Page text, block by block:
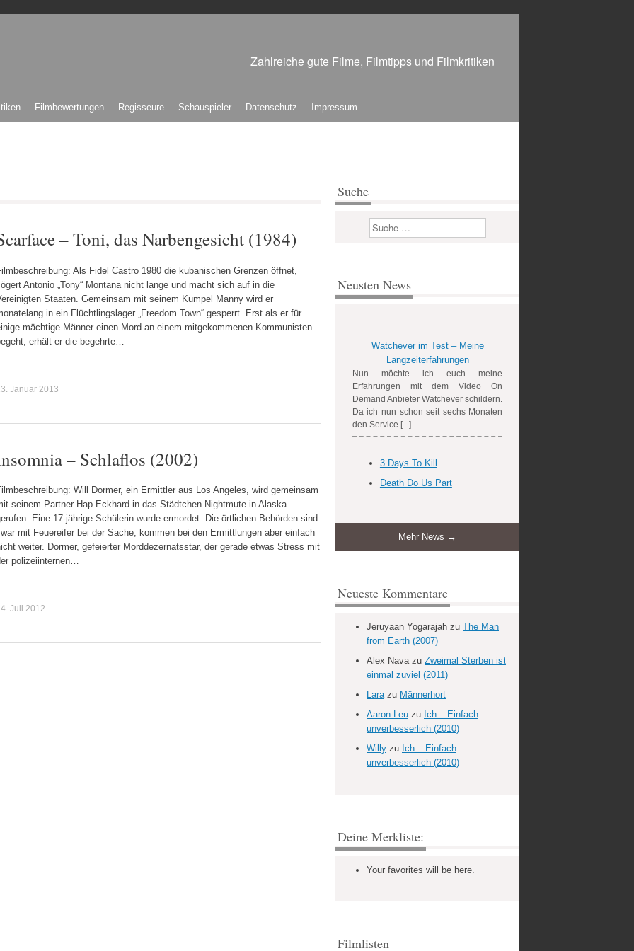
Zahlreiche gute Filme, Filmtipps und Filmkritiken
Filmbewertungen Regisseure Schauspieler Datenschutz Impressum
– Toni, das Narbengesicht (1984)
Als Fidel Castro 1980 die kubanischen Grenzen öffnet,
Antonio „Tony“ Montana nicht lange und macht sich auf in die
Staaten. Gemeinsam mit seinem Kumpel Manny wird er
in ein Flüchtlingslager „Freedom Town“ gesperrt. Erst als er für
mächtige Männer einen Mord an einem mitgekommenen Kommunisten
erhält er die begehrte…
Januar 2013
– Schlaflos (2002)
Will Dormer, ein Ermittler aus Los Angeles, wird gemeinsam
seinem Partner Hap Eckhard in das Städtchen Nightmute in Alaska
Eine 17-jährige Schülerin wurde ermordet. Die örtlichen Behörden sind
mit Feuereifer bei der Sache, kommen bei den Ermittlungen aber einfach
weiter. Dormer, gefeierter Morddezernatsstar, der gerade etwas Stress mit
polizeiinternen…
Juli 2012
Suche
Suchen
Neusten News
Watchever im Test – Meine
Langzeiterfahrungen
Nun möchte ich euch meine
Erfahrungen mit dem Video On
Demand Anbieter Watchever schildern.
Da ich nun schon seit sechs Monaten
den Service [...]
3 Days To Kill
Death Do Us Part
Mehr News →
Neueste Kommentare
Jeruyaan Yogarajah zu The Man
from Earth (2007)
Alex Navazu Zweimal Sterben ist
einmal zuviel (2011)
Larazu Männerhort
Aaron Leu zu Ich – Einfach
unverbesserlich (2010)
Willy zu Ich – Einfach
unverbesserlich (2010)
Deine Merkliste:
Your favorites will be here.
Filmlisten